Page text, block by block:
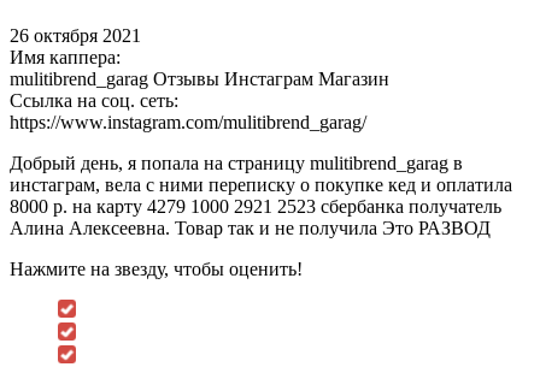
26 октября 2021
Имя каппера:
mulitibrend_garag Отзывы Инстаграм Магазин
Ссылка на соц. сеть:
https://www.instagram.com/mulitibrend_garag/
Добрый день, я попала на страницу mulitibrend_garag в
инстаграм, вела с ними переписку о покупке кед и оплатила
8000 р. на карту 4279 1000 2921 2523 сбербанка получатель
Алина Алексеевна. Товар так и не получила Это РАЗВОД
Нажмите на звезду, чтобы оценить!